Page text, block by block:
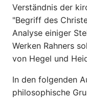
Verständnis der
"Begriff des
Analyse einiger
Werken Rahners
von Hegel und
In den folgenden
philosophische